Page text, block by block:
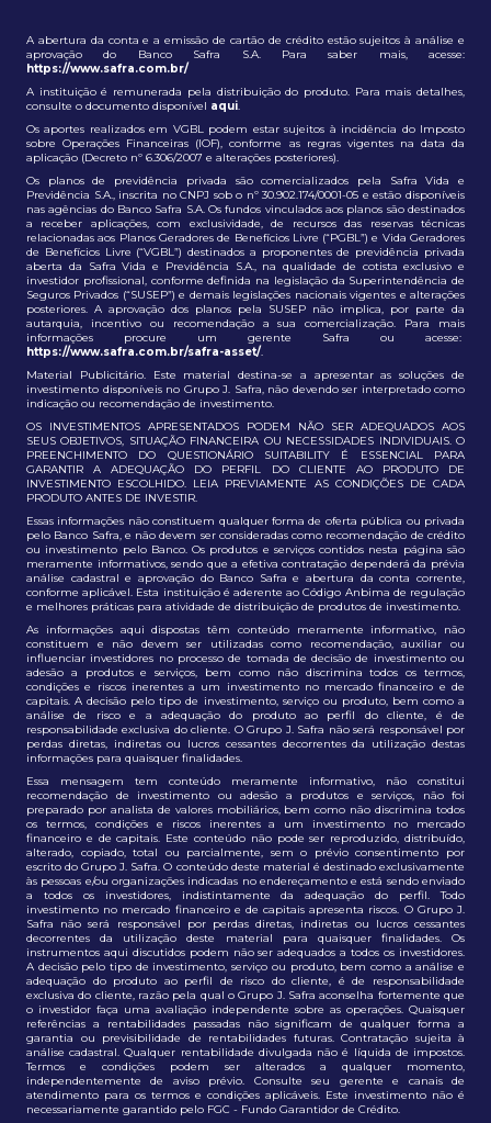
A abertura da conta e a emissão de cartão de crédito estão sujeitos à análise e
aprovação do Banco Safra S.A. Para saber mais, acesse:
https://www.safra.com.br/
A instituição é remunerada pela distribuição do produto. Para mais detalhes,
consulte o documento disponível aqui.
Os aportes realizados em VGBL podem estar sujeitos à incidência do Imposto
sobre Operações Financeiras (IOF), conforme as regras vigentes na data da
aplicação (Decreto nº 6.306/2007 e alterações posteriores).
Os planos de previdência privada são comercializados pela Safra Vida e
Previdência S.A., inscrita no CNPJ sob o nº 30.902.174/0001-05 e estão disponíveis
nas agências do Banco Safra S.A. Os fundos vinculados aos planos são destinados
a receber aplicações, com exclusividade, de recursos das reservas técnicas
relacionadas aos Planos Geradores de Benefícios Livre (“PGBL”) e Vida Geradores
de Benefícios Livre (“VGBL”) destinados a proponentes de previdência privada
aberta da Safra Vida e Previdência S.A., na qualidade de cotista exclusivo e
investidor profissional, conforme definida na legislação da Superintendência de
Seguros Privados (“SUSEP”) e demais legislações nacionais vigentes e alterações
posteriores. A aprovação dos planos pela SUSEP não implica, por parte da
autarquia, incentivo ou recomendação a sua comercialização. Para mais
informações procure um gerente Safra ou acesse:
https://www.safra.com.br/safra-asset/.
Material Publicitário. Este material destina-se a apresentar as soluções de
investimento disponíveis no Grupo J. Safra, não devendo ser interpretado como
indicação ou recomendação de investimento.
OS INVESTIMENTOS APRESENTADOS PODEM NÃO SER ADEQUADOS AOS
SEUS OBJETIVOS, SITUAÇÃO FINANCEIRA OU NECESSIDADES INDIVIDUAIS. O
PREENCHIMENTO DO QUESTIONÁRIO SUITABILITY É ESSENCIAL PARA
GARANTIR A ADEQUAÇÃO DO PERFIL DO CLIENTE AO PRODUTO DE
INVESTIMENTO ESCOLHIDO. LEIA PREVIAMENTE AS CONDIÇÕES DE CADA
PRODUTO ANTES DE INVESTIR.
Essas informações não constituem qualquer forma de oferta pública ou privada
pelo Banco Safra, e não devem ser consideradas como recomendação de crédito
ou investimento pelo Banco. Os produtos e serviços contidos nesta página são
meramente informativos, sendo que a efetiva contratação dependerá da prévia
análise cadastral e aprovação do Banco Safra e abertura da conta corrente,
conforme aplicável. Esta instituição é aderente ao Código Anbima de regulação
e melhores práticas para atividade de distribuição de produtos de investimento.
As informações aqui dispostas têm conteúdo meramente informativo, não
constituem e não devem ser utilizadas como recomendação, auxiliar ou
influenciar investidores no processo de tomada de decisão de investimento ou
adesão a produtos e serviços, bem como não discrimina todos os termos,
condições e riscos inerentes a um investimento no mercado financeiro e de
capitais. A decisão pelo tipo de investimento, serviço ou produto, bem como a
análise de risco e a adequação do produto ao perfil do cliente, é de
responsabilidade exclusiva do cliente. O Grupo J. Safra não será responsável por
perdas diretas, indiretas ou lucros cessantes decorrentes da utilização destas
informações para quaisquer finalidades.
Essa mensagem tem conteúdo meramente informativo, não constitui
recomendação de investimento ou adesão a produtos e serviços, não foi
preparado por analista de valores mobiliários, bem como não discrimina todos
os termos, condições e riscos inerentes a um investimento no mercado
financeiro e de capitais. Este conteúdo não pode ser reproduzido, distribuído,
alterado, copiado, total ou parcialmente, sem o prévio consentimento por
escrito do Grupo J. Safra. O conteúdo deste material é destinado exclusivamente
às pessoas e/ou organizações indicadas no endereçamento e está sendo enviado
a todos os investidores, indistintamente da adequação do perfil. Todo
investimento no mercado financeiro e de capitais apresenta riscos. O Grupo J.
Safra não será responsável por perdas diretas, indiretas ou lucros cessantes
decorrentes da utilização deste material para quaisquer finalidades. Os
instrumentos aqui discutidos podem não ser adequados a todos os investidores.
A decisão pelo tipo de investimento, serviço ou produto, bem como a análise e
adequação do produto ao perfil de risco do cliente, é de responsabilidade
exclusiva do cliente, razão pela qual o Grupo J. Safra aconselha fortemente que
o investidor faça uma avaliação independente sobre as operações. Quaisquer
referências a rentabilidades passadas não significam de qualquer forma a
garantia ou previsibilidade de rentabilidades futuras. Contratação sujeita à
análise cadastral. Qualquer rentabilidade divulgada não é líquida de impostos.
Termos e condições podem ser alterados a qualquer momento,
independentemente de aviso prévio. Consulte seu gerente e canais de
atendimento para os termos e condições aplicáveis. Este investimento não é
necessariamente garantido pelo FGC - Fundo Garantidor de Crédito.